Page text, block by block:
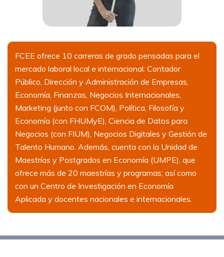
FCEE ofrece 10 carreras de grado pensadas para el
mercado laboral local e internacional: Contador
Público, Dirección y Administración de Empresas,
Economía, Finanzas, Negocios Internacionales,
Marketing (junto con FCOM), Política, Filosofía y
Economía (con FHUMyE), Ciencia de Datos para
Negocios (con FIUM), Negocios Digitales y Gestión de
Talento Humano. Además, cuenta con la Unidad de
Maestrías y Postgrados en Economía (UMPE), que
ofrece más de 20 maestrías y programas; así como
con un Centro de Investigación en Economía
Aplicada y docentes nacionales e internacionales.